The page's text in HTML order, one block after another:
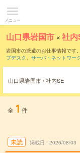
メニュー
山口県岩国市 ×社内
岩国市の派遣のお仕事情報です
プデスク 、 サーバ・ネットワー
山口県岩国市 / 社内SE
全 1 件
未読 掲載日 2026/08/03